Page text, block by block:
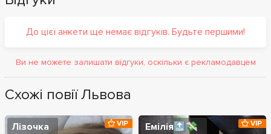
До цієї анкети ще немає відгуків. Будьте першими!
Ви не можете залишати відгуки, оскільки є рекламодавцем
Схожі повії Львова
Лізочка VIP Емілія🔝💸 VIP